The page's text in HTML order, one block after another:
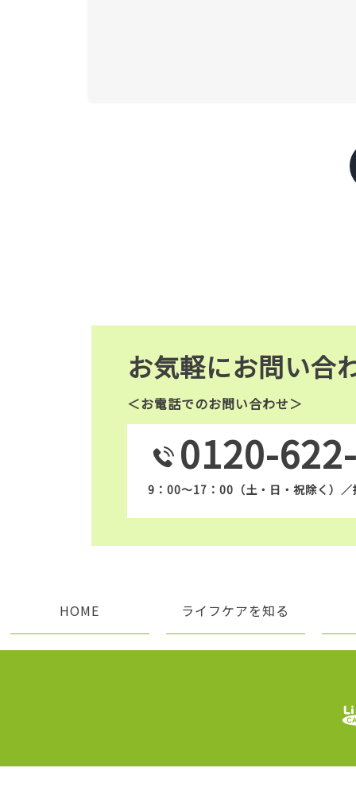
お気軽にお問い合
＜お電話でのお問い合わせ＞
0120-
9：00〜17：00（土・日・祝除く）
HOME ライフケアを知る